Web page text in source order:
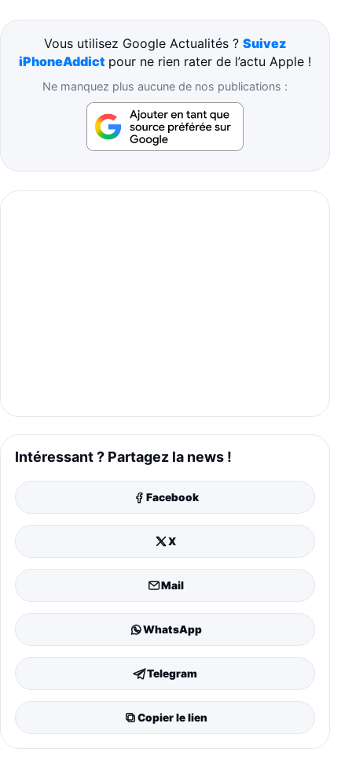
Vous utilisez Google Actualités ? Suivez
iPhoneAddict pour ne rien rater de l’actu Apple !
Ne manquez plus aucune de nos publications :
Intéressant ? Partagez la news !
Facebook
X
Mail
WhatsApp
Telegram
Copier le lien